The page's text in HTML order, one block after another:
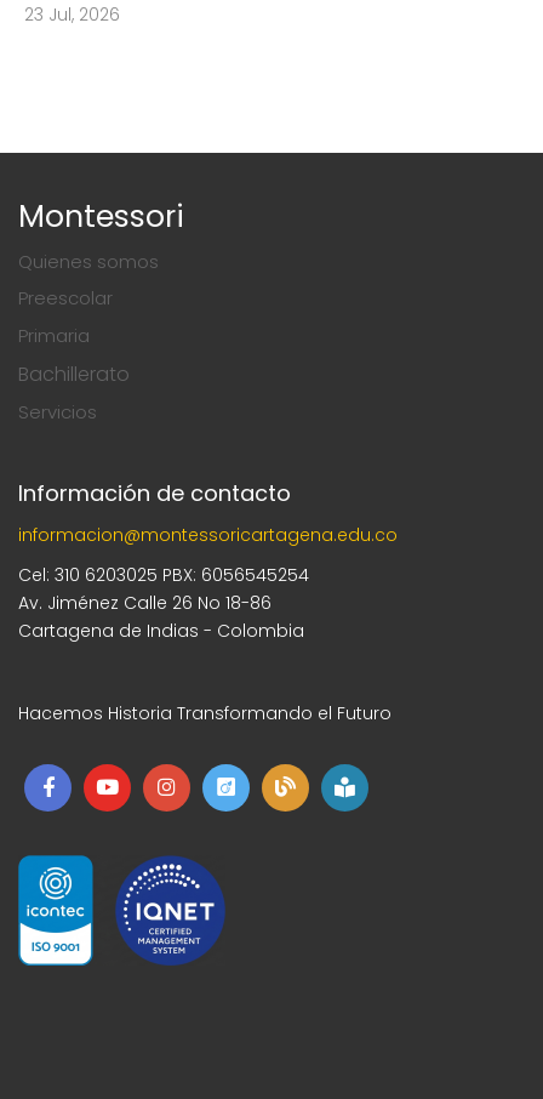
23 Jul, 2026
Montessori
Quienes somos
Preescolar
Primaria
Bachillerato
Servicios
Información de contacto
informacion@montessoricartagena.edu.co
Cel: 310 6203025 PBX: 6056545254
Av. Jiménez Calle 26 No 18-86
Cartagena de Indias - Colombia
Hacemos Historia Transformando el Futuro